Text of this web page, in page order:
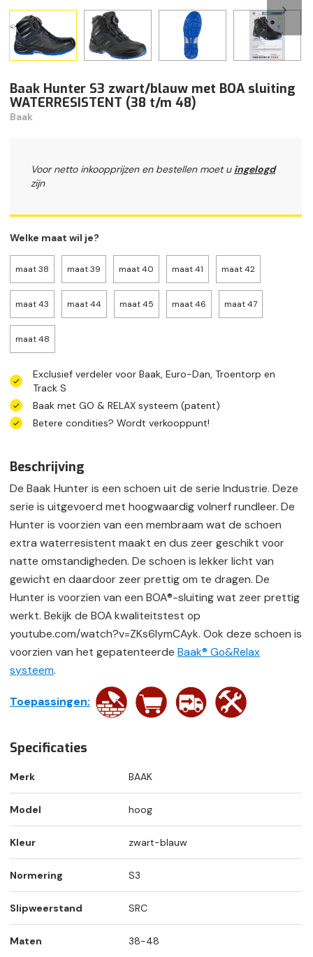
Baak Hunter S3 zwart/blauw met BOA sluiting
WATERRESISTENT (38 t/m 48)
Baak
Voor netto inkoopprijzen en bestellen moet u ingelogd
zijn
Welke maat wil je?
maat 38 maat 39 maat 40 maat 41 maat 42
maat 43 maat 44 maat 45 maat 46 maat 47
maat 48
Exclusief verdeler voor Baak, Euro-Dan, Troentorp en
Track S
Baak met GO & RELAX systeem (patent)
Betere condities? Wordt verkooppunt!
Beschrijving
De Baak Hunter is een schoen uit de serie Industrie. Deze
serie is uitgevoerd met hoogwaardig volnerf rundleer. De
Hunter is voorzien van een membraam wat de schoen
extra waterresistent maakt en dus zeer geschikt voor
natte omstandigheden. De schoen is lekker licht van
gewicht en daardoor zeer prettig om te dragen. De
Hunter is voorzien van een BOA®-sluiting wat zeer prettig
werkt. Bekijk de BOA kwaliteitstest op
youtube.com/watch?v=ZKs6IymCAyk. Ook deze schoen is
voorzien van het gepatenteerde Baak® Go&Relax
systeem.
Toepassingen:
Specificaties
Merk BAAK
Model hoog
Kleur zwart-blauw
Normering S3
Slipweerstand SRC
Maten 38-48